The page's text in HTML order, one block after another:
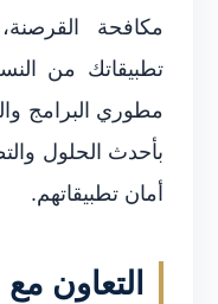
مكافحة
تطبيقاتك من
مطوري البرامج
بأحدث الحلول
أمان تطبيقاتهم.
التعاون